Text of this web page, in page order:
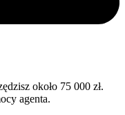
około 75 000 zł.
agenta.